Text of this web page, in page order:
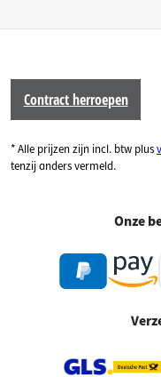
Contract herroepen
* Alle prijzen zijn incl. btw plus
tenzij anders vermeld.
Onze